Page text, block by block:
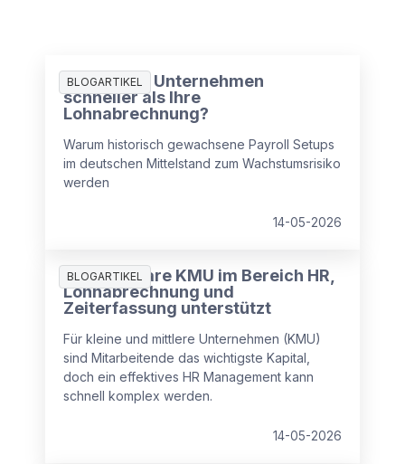
BLOGARTIKEL
Wächst Ihr Unternehmen
schneller als Ihre
Lohnabrechnung?
Warum historisch gewachsene Payroll Setups
im deutschen Mittelstand zum Wachstumsrisiko
werden
14-05-2026
BLOGARTIKEL
Wie Software KMU im Bereich HR,
Lohnabrechnung und
Zeiterfassung unterstützt
Für kleine und mittlere Unternehmen (KMU)
sind Mitarbeitende das wichtigste Kapital,
doch ein effektives HR Management kann
schnell komplex werden.
14-05-2026